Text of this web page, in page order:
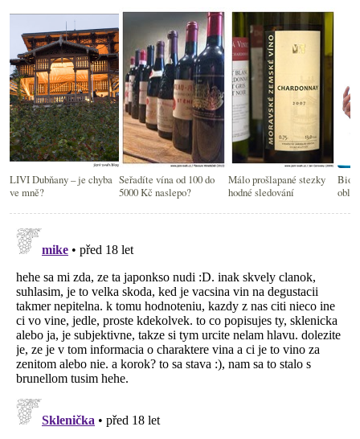
LIVI Dubňany – je chyba
ve mně?
Seřadíte vína od 100 do
5000 Kč naslepo?
Málo prošlapané stezky
hodné sledování